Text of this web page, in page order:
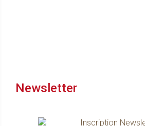
Newsletter